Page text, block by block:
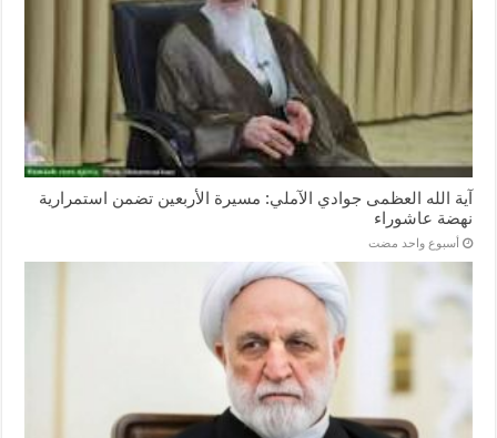
آية الله العظمى جوادي الآملي: مسيرة الأربعين تضمن استمرارية
نهضة عاشوراء
‏أسبوع واحد مضت